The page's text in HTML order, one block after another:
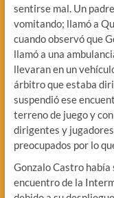
sentirse mal. Un
vomitando; llamó a
cuando observó que
llamó a una
llevaran en un
árbitro que estaba
suspendió ese
terreno de juego y
dirigentes y
preocupados por lo
Gonzalo Castro
encuentro de la